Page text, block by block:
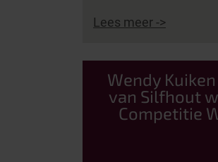
Lees meer ->
Wendy
van Silfhout
Competitie